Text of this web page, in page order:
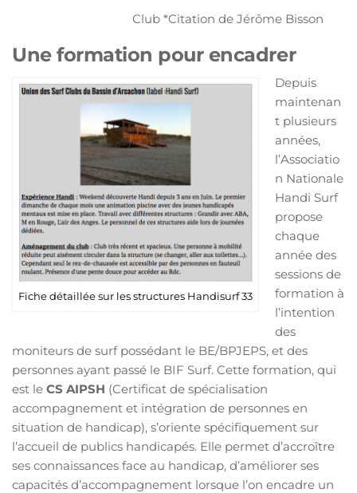
Club *Citation de Jérôme Bisson
Une formation pour encadrer
Fiche détaillée sur les structures Handisurf 33
Depuis
maintenan
t plusieurs
années,
l’Associatio
n Nationale
Handi Surf
propose
chaque
année des
sessions de
formation à
l’intention
des
moniteurs de surf possédant le BE/BPJEPS, et des
personnes ayant passé le BIF Surf. Cette formation, qui
est le CS AIPSH (Certificat de spécialisation
accompagnement et intégration de personnes en
situation de handicap), s’oriente spécifiquement sur
l’accueil de publics handicapés. Elle permet d’accroître
ses connaissances face au handicap, d’améliorer ses
capacités d’accompagnement lorsque l’on encadre un